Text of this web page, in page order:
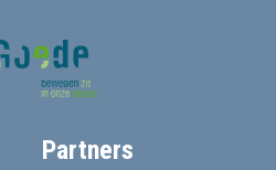
Partners